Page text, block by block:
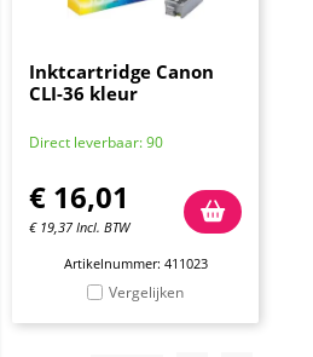
Inktcartridge Canon
CLI-36 kleur
Direct leverbaar: 90
€ 16,01
€ 19,37 Incl. BTW
Artikelnummer: 411023
Vergelijken